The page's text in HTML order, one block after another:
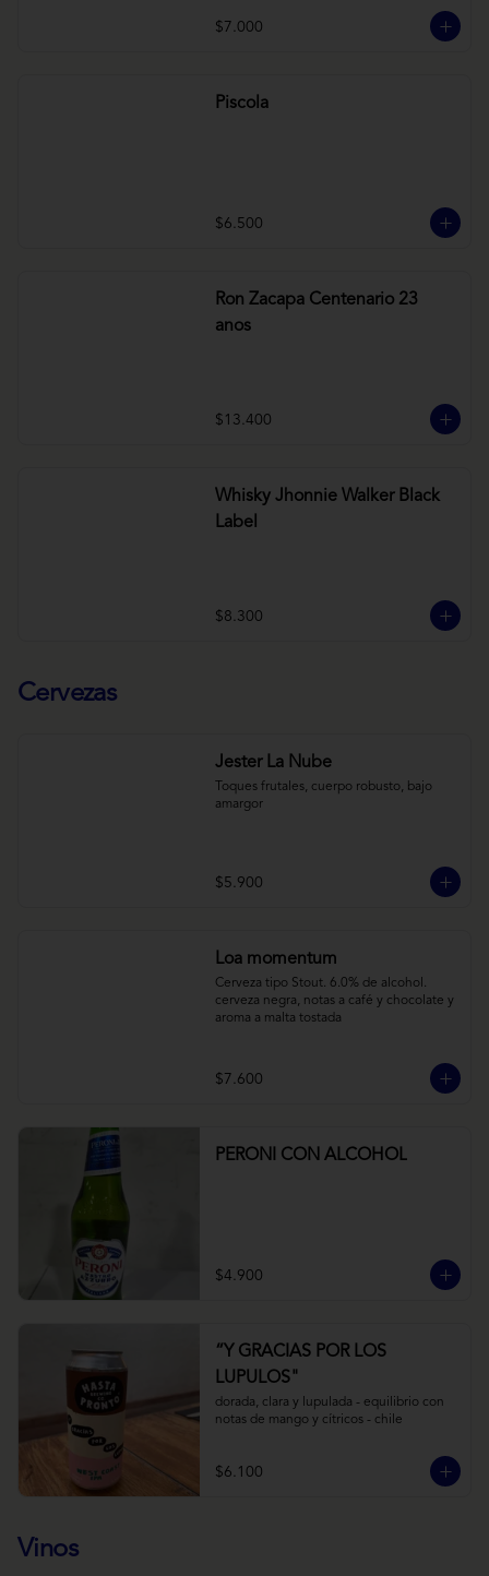
$7.000
Piscola
$6.500
Ron Zacapa Centenario 23
anos
$13.400
Whisky Jhonnie Walker Black
Label
$8.300
Cervezas
Jester La Nube
Toques frutales, cuerpo robusto, bajo
amargor
$5.900
Loa momentum
Cerveza tipo Stout. 6.0% de alcohol.
cerveza negra, notas a café y chocolate y
aroma a malta tostada
$7.600
PERONI CON ALCOHOL
$4.900
“Y GRACIAS POR LOS
LUPULOS"
dorada, clara y lupulada - equilibrio con
notas de mango y cítricos - chile
$6.100
Vinos